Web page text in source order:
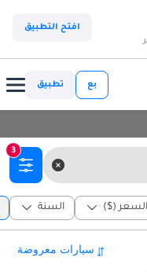
افتح التطبيق
بع تطبيق
3
السعر ($) السنة